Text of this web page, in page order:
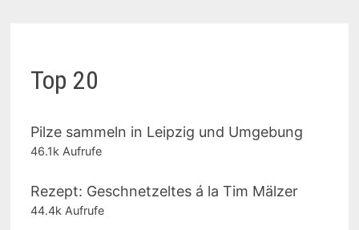
Top 20
Pilze sammeln in Leipzig und Umgebung
46.1k Aufrufe
Rezept: Geschnetzeltes á la Tim Mälzer
44.4k Aufrufe